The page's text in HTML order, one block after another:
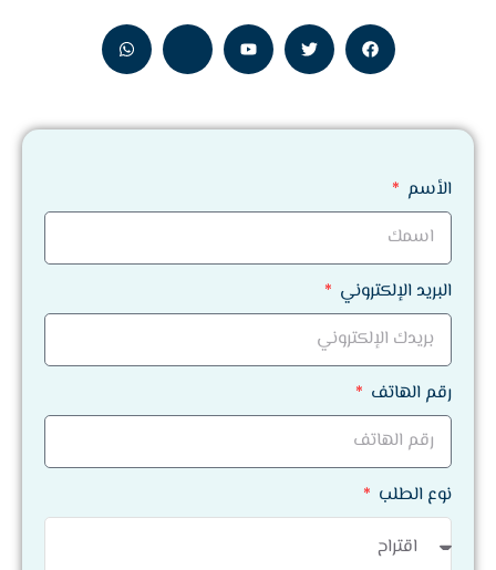
الأسم
البريد الإلكتروني
رقم الهاتف
نوع الطلب